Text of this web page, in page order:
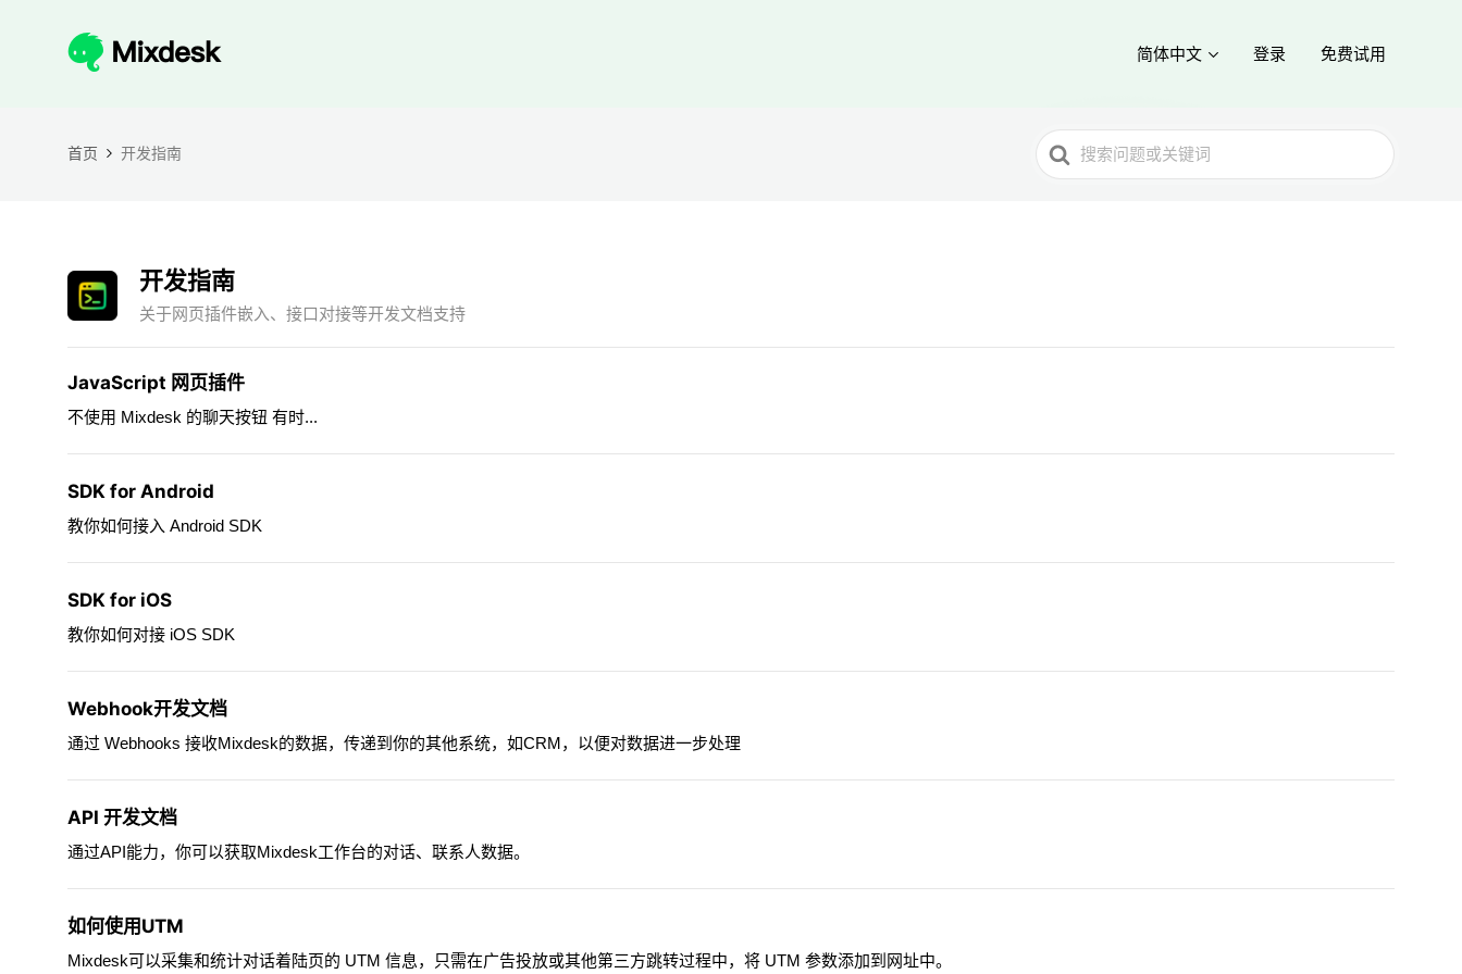
简体中文 登录 免费试用
首页 开发指南
Search
For
开发指南
关于网页插件嵌入、接口对接等开发文档支持
JavaScript 网页插件
不使用 Mixdesk 的聊天按钮 有时...
SDK for Android
教你如何接入 Android SDK
SDK for iOS
教你如何对接 iOS SDK
Webhook开发文档
通过 Webhooks 接收Mixdesk的数据，传递到你的其他系统，如CRM，以便对数据进一步处理
API 开发文档
通过API能力，你可以获取Mixdesk工作台的对话、联系人数据。
如何使用UTM
Mixdesk可以采集和统计对话着陆页的 UTM 信息，只需在广告投放或其他第三方跳转过程中，将 UTM 参数添加到网址中。